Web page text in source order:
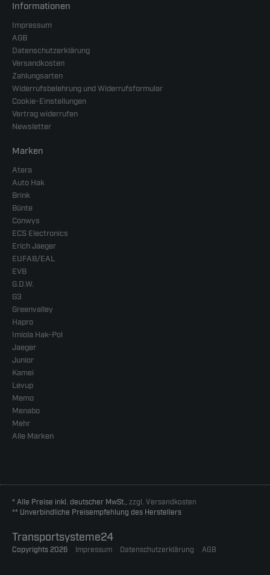
Informationen
Impressum
AGB
Datenschutzerklärung
Versandkosten
Zahlungsarten
Widerrufsbelehrung und Widerrufsformular
Cookie-Einstellungen
Vertrag widerrufen
Newsletter
Marken
Atera
Auto Hak
Brink
Bünte
Conwys
ECS Electronics
Erich Jaeger
EUFAB/EAL
EVB
G.D.W.
G3
Greenvalley
Hapro
Imiola Hak-Pol
Jaeger
Junior
Kamei
Levup
Memo
Menabo
Mehr
Alle Marken
* Alle Preise inkl. deutscher MwSt., zzgl. Versandkosten
** Unverbindliche Preisempfehlung des Herstellers
Transportsysteme24
Copyrights 2026 Impressum Datenschutzerklärung AGB